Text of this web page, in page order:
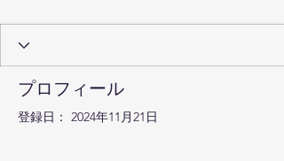
プロフィール
登録日： 2024年11月21日